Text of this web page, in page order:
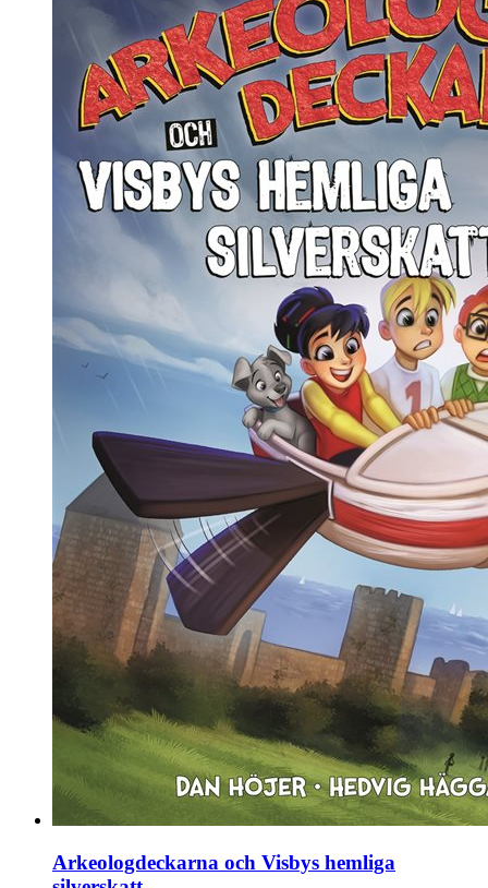
Arkeologdeckarna och Visbys hemliga